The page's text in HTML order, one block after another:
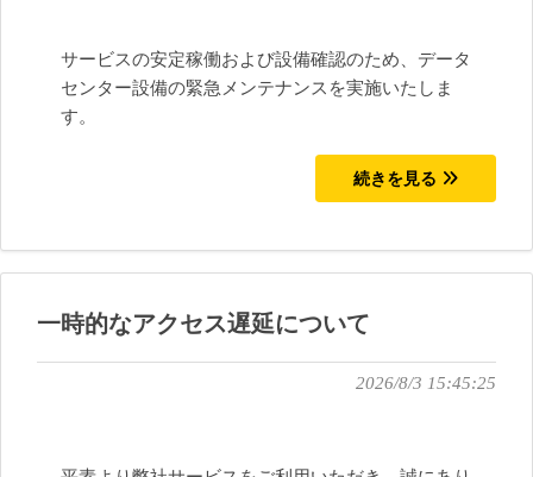
サービスの安定稼働および設備確認のため、データ
センター設備の緊急メンテナンスを実施いたしま
す。
続きを見る
一時的なアクセス遅延について
2026/8/3 15:45:25